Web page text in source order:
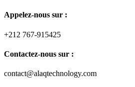
Appelez-nous sur :
+212 767-915425
Contactez-nous sur :
contact@alaqtechnology.com